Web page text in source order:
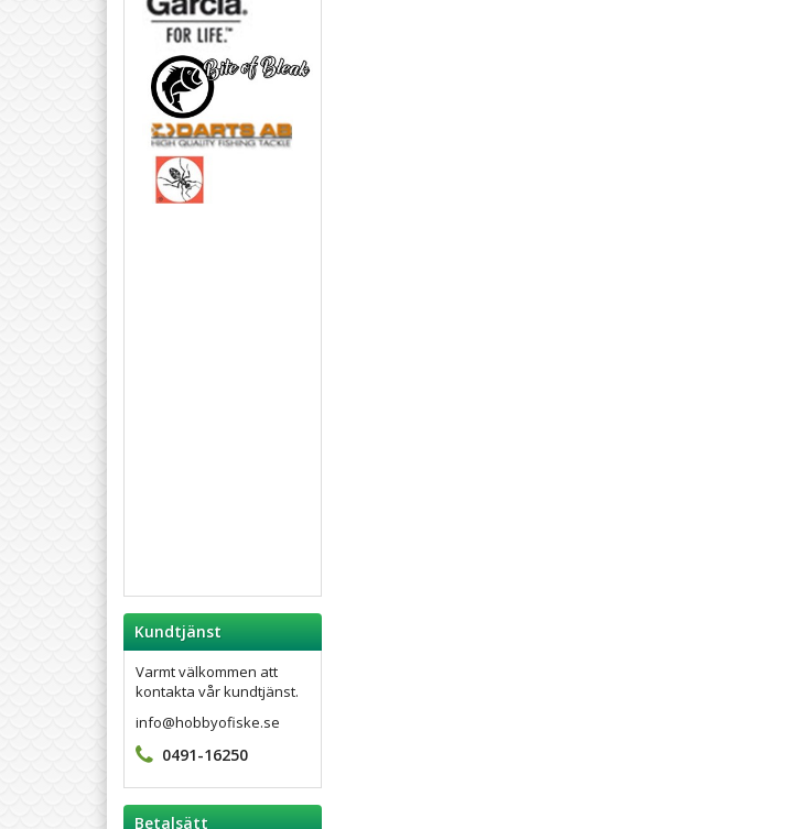
Kundtjänst
Varmt välkommen att
kontakta vår kundtjänst.
info@hobbyofiske.se
0491-16250
Betalsätt